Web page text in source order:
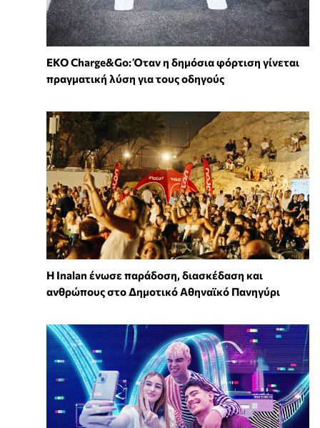
EKO Charge&Go: Όταν η δημόσια φόρτιση γίνεται
πραγματική λύση για τους οδηγούς
Η Inalan ένωσε παράδοση, διασκέδαση και
ανθρώπους στο Δημοτικό Αθηναϊκό Πανηγύρι